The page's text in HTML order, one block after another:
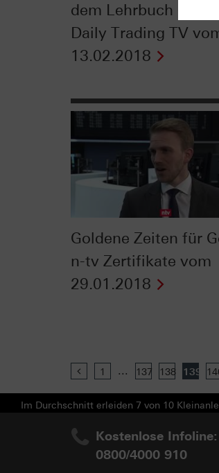
dem Lehrbuch -
Daily Trading TV
13.02.2018
Goldene Zeiten für
n-tv Zertifikate vom
29.01.2018
Previous
1 ... 137 138 139
Im Durchschnitt erleiden 7 von 10
Kostenlose Infoline:
0800/4000 910